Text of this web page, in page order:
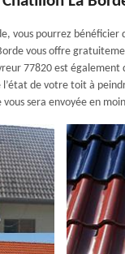
vous pourrez
vous offre
77820 est
de votre toit à
sera envoyée en